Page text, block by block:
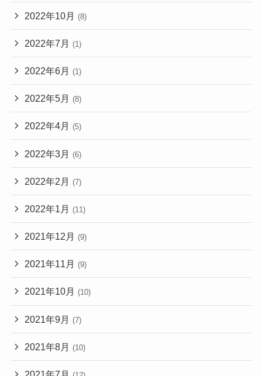
2022年10月 (8)
2022年7月 (1)
2022年6月 (1)
2022年5月 (8)
2022年4月 (5)
2022年3月 (6)
2022年2月 (7)
2022年1月 (11)
2021年12月 (9)
2021年11月 (9)
2021年10月 (10)
2021年9月 (7)
2021年8月 (10)